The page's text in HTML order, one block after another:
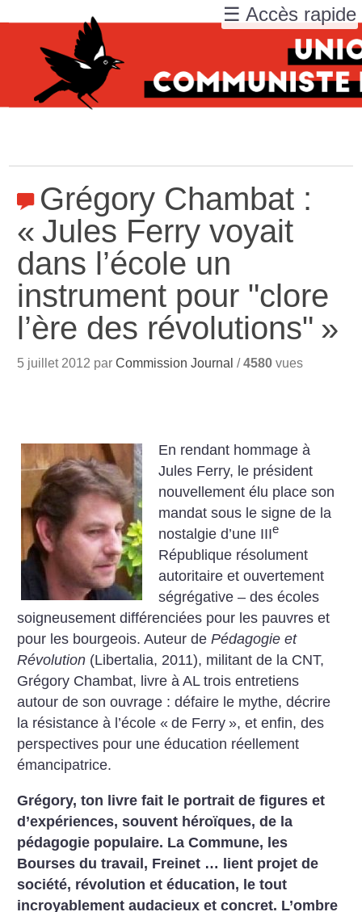
Grégory Chambat :
« Jules Ferry voyait
dans l’école un
instrument pour "clore
l’ère des révolutions" »
5 juillet 2012 parCommission Journal /4580 vues
En rendant hommage à
Jules Ferry, le président
nouvellement élu place son
mandat sous le signe de la
nostalgie d’une IIIe
République résolument
autoritaire et ouvertement
ségrégative – des écoles
soigneusement différenciées pour les pauvres et
pour les bourgeois. Auteur dePédagogie et
Révolution (Libertalia, 2011), militant de la CNT,
Grégory Chambat, livre à AL trois entretiens
autour de son ouvrage : défaire le mythe, décrire
la résistance à l’école « de Ferry », et enfin, des
perspectives pour une éducation réellement
émancipatrice.
Grégory, ton livre fait le portrait de figures et
d’expériences, souvent héroïques, de la
pédagogie populaire. La Commune, les
Bourses du travail, Freinet … lient projet de
société, révolution et éducation, le tout
incroyablement audacieux et concret. L’ombre
☰ Accès rapide